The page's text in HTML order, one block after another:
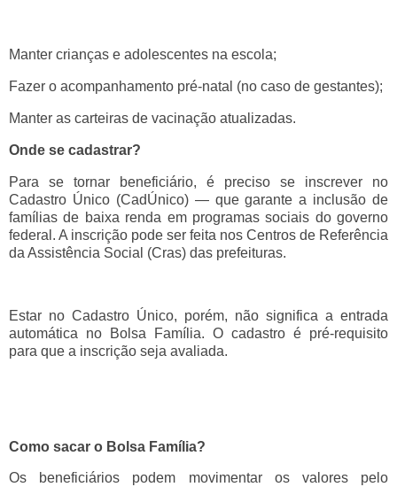
Manter crianças e adolescentes na escola;
Fazer o acompanhamento pré-natal (no caso de gestantes);
Manter as carteiras de vacinação atualizadas.
Onde se cadastrar?
Para se tornar beneficiário, é preciso se inscrever no
Cadastro Único (CadÚnico) — que garante a inclusão de
famílias de baixa renda em programas sociais do governo
federal. A inscrição pode ser feita nos Centros de Referência
da Assistência Social (Cras) das prefeituras.
Estar no Cadastro Único, porém, não significa a entrada
automática no Bolsa Família. O cadastro é pré-requisito
para que a inscrição seja avaliada.
Como sacar o Bolsa Família?
Os beneficiários podem movimentar os valores pelo